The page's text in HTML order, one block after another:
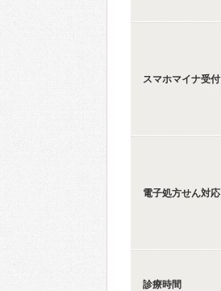
スマホマイナ受付
電子処方せん対応
診療時間